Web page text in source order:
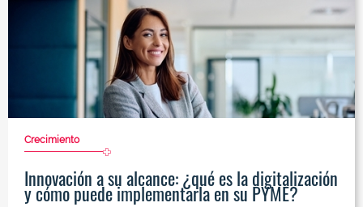
Crecimiento
Innovación a su alcance: ¿qué es la digitalización
y cómo puede implementarla en su PYME?